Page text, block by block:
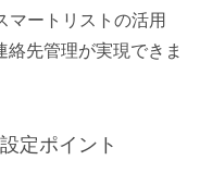
マートリストの活用
絡先管理が実現できま
定ポイント